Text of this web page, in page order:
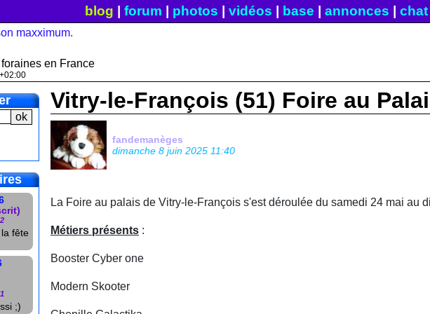
blog forum photos vidéos base annonces chat|
en France
fête
;)
Vitry-le-François (51) Foire au
fandemanèges
dimanche 8 juin 2025 11:40
La Foire au palais de Vitry-le-François s'est déroulée du samedi 24 mai au
Métiers présents :
Booster Cyber one
Modern Skooter